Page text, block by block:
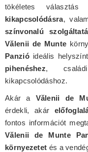
tökéletes
kikapcsolódásra,
színvonalú
Vălenii de Munte
Panzióideális
pihenéshez,
kikapcsolódáshoz.
Akár a Vălenii de
érdekli, akár
fontos információt
Vălenii de Munte
környezetet és a